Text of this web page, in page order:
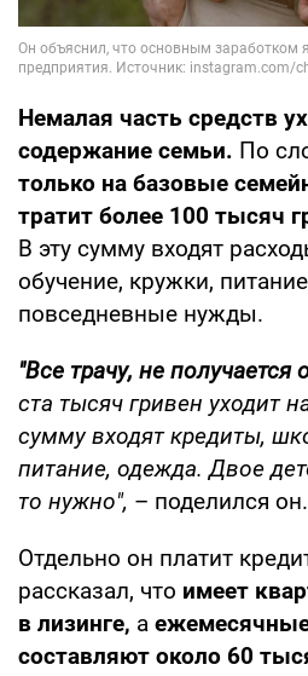
Немалая часть средств
содержание семьи. По
только на базовые
тратит более 100 тысяч
В эту сумму входят
обучение, кружки,
повседневные нужды.
"Все трачу, не получается
ста тысяч гривен уходит
сумму входят кредиты,
питание, одежда. Двое
то нужно", – поделился он.
Отдельно он платит
рассказал, что имеет
в лизинге, а
составляют около 60